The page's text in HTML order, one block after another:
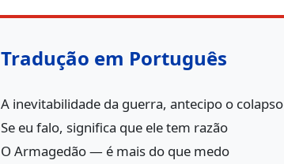
Tradução em Português
A inevitabilidade da guerra, antecipo o colapso
Se eu falo, significa que ele tem razão
O Armagedão — é mais do que medo